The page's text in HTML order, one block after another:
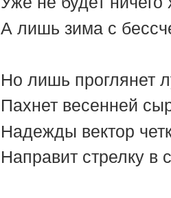
А лишь зима с
Но лишь проглянет
Пахнет весенней
Надежды вектор
Направит стрелку в